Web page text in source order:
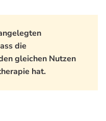
die
gleichen Nutzen
hat.